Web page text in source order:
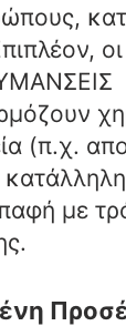
οι
(π.χ.
με